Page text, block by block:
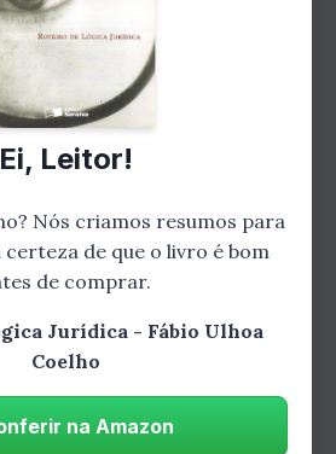
Ulhoa Coelho explora a
lógica no processo
exemplos reais de
como a lógica é
das leis, na
Ei, Leitor!
Nós criamos resumos para
certeza de que o livro é bom
de comprar.
Jurídica - Fábio Ulhoa
Coelho
na Amazon